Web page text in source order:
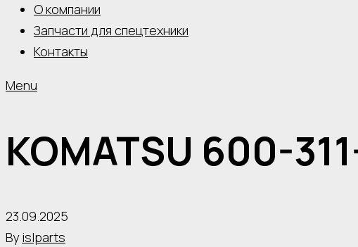
О компании
Запчасти для спецтехники
Контакты
Menu
KOMATSU 600-
23.09.2025
By islparts